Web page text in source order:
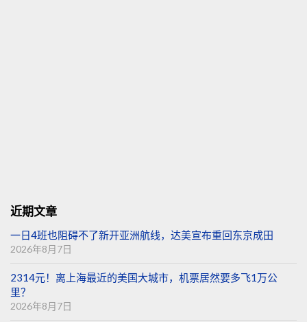
近期文章
一日4班也阻碍不了新开亚洲航线，达美宣布重回东京成田
2026年8月7日
2314元！离上海最近的美国大城市，机票居然要多飞1万公
里？
2026年8月7日